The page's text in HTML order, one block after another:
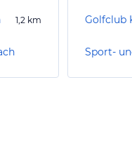
1,2 km Golfclub